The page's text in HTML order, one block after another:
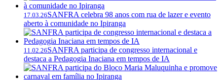
17.03.26SANFRA celebra 98 anos com rua de lazer e evento
aberto à comunidade no Ipiranga
11.02.26SANFRA participa de congresso internacional e
destaca a Pedagogia Inaciana em tempos de IA